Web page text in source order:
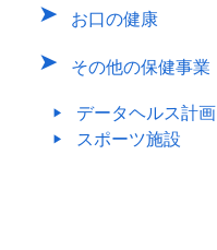
お口の健康
その他の保健事業
データヘルス計画
スポーツ施設